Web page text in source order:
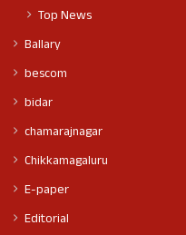
Top News
Ballary
bescom
bidar
chamarajnagar
Chikkamagaluru
E-paper
Editorial